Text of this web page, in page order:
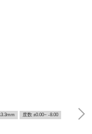
度数 ±0.00~ -8.00